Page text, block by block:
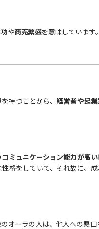
や商売繁盛を意味しています。
持つことから、経営者や起
コミュニケーション能力が高い
格をしていて、それ故に、
オーラの人は、他人への悪